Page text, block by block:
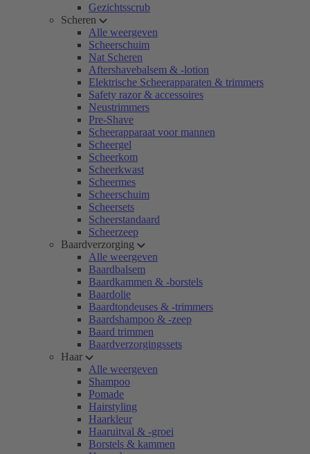
Gezichtsscrub
Scheren
Alle weergeven
Scheerschuim
Nat Scheren
Aftershavebalsem & -lotion
Elektrische Scheerapparaten & trimmers
Safety razor & accessoires
Neustrimmers
Pre-Shave
Scheerapparaat voor mannen
Scheergel
Scheerkom
Scheerkwast
Scheermes
Scheerschuim
Scheersets
Scheerstandaard
Scheerzeep
Baardverzorging
Alle weergeven
Baardbalsem
Baardkammen & -borstels
Baardolie
Baardtondeuses & -trimmers
Baardshampoo & -zeep
Baard trimmen
Baardverzorgingssets
Haar
Alle weergeven
Shampoo
Pomade
Hairstyling
Haarkleur
Haaruitval & -groei
Borstels & kammen